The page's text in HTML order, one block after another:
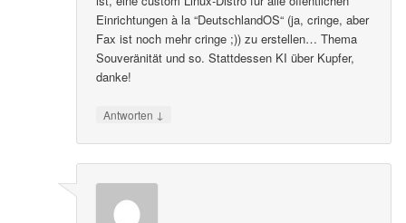
Einrichtungen à la “DeutschlandOS“ (ja, cringe, aber
Fax ist noch mehr cringe ;)) zu erstellen… Thema
Souveränität und so. Stattdessen KI über Kupfer,
danke!
Antworten ↓